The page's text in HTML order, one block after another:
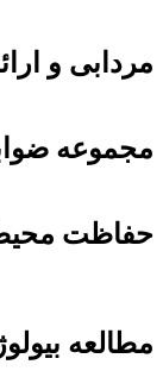
مردابی و
مجموعه
حفاظت
مطالعه